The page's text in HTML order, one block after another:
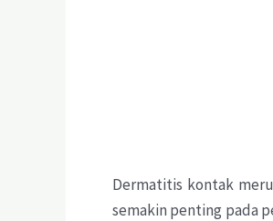
Dermatitis kontak
semakin penting pada